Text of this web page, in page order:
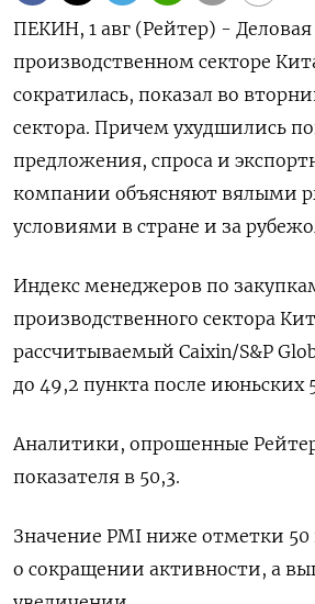
ПЕКИН, 1 авг (Рейтер) - Деловая
производственном секторе
сократилась, показал во
сектора. Причем ухудшились
предложения, спроса и
компании объясняют вялыми
условиями в стране и за
Индекс менеджеров по
производственного сектора
рассчитываемый Сaixin/S&P
до 49,2 пункта после июньских
Аналитики, опрошенные
показателя в 50,3.
Значение PMI ниже отметки 50
о сокращении активности, а